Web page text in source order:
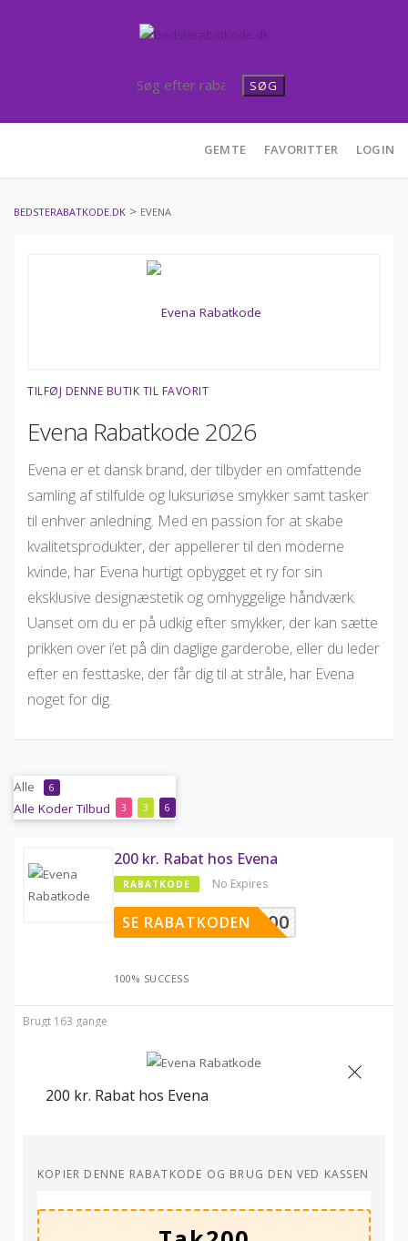
SØG
GEMTE FAVORITTER LOGIN
BEDSTERABATKODE.DK > EVENA
TILFØJ DENNE BUTIK TIL FAVORIT
Evena Rabatkode 2026
Evena er et dansk brand, der tilbyder en omfattende
samling af stilfulde og luksuriøse smykker samt tasker
til enhver anledning. Med en passion for at skabe
kvalitetsprodukter, der appellerer til den moderne
kvinde, har Evena hurtigt opbygget et ry for sin
eksklusive designæstetik og omhyggelige håndværk.
Uanset om du er på udkig efter smykker, der kan sætte
prikken over i’et på din daglige garderobe, eller du leder
efter en festtaske, der får dig til at stråle, har Evena
noget for dig.
Alle 6
Alle 6
Koder 3
Tilbud 3
200 kr. Rabat hos Evena
RABATKODE No Expires
TAK200
SE RABATKODEN
100% SUCCESS
Brugt 163 gange
200 kr. Rabat hos Evena
KOPIER DENNE RABATKODE OG BRUG DEN VED KASSEN